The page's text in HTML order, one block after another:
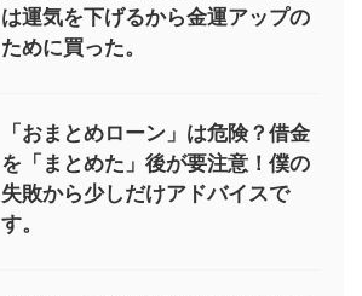
は運気を下げるから金運アップの
ために買った。
「おまとめローン」は危険？借金
を「まとめた」後が要注意！僕の
失敗から少しだけアドバイスで
す。